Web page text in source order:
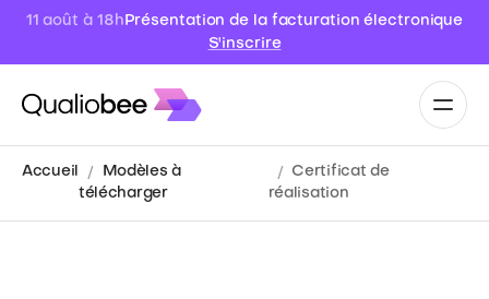
11 août à 18h Présentation de la facturation électronique
S'inscrire
Accueil
Modèles à
télécharger
Certificat de
réalisation